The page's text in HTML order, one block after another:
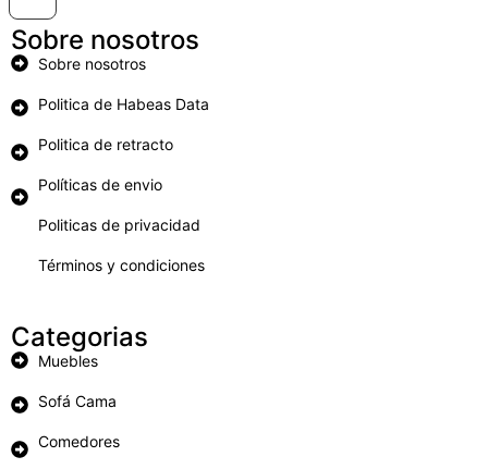
Sobre nosotros
Sobre nosotros
Politica de Habeas Data
Politica de retracto
Políticas de envio
Politicas de privacidad
Términos y condiciones
Categorias
Muebles
Sofá Cama
Comedores